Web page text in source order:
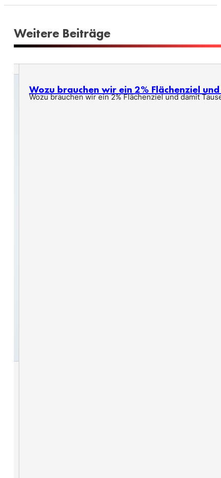
Weitere Beiträge
Wozu brauchen wir ein 2% Flächenziel
Wozu brauchen wir ein 2% Flächenziel und damit